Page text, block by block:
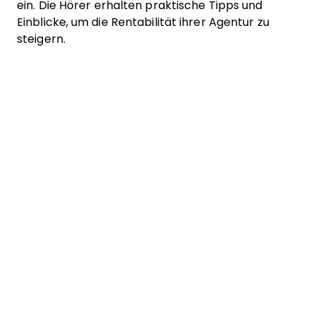
ein. Die Hörer erhalten praktische Tipps und
Einblicke, um die Rentabilität ihrer Agentur zu
steigern.